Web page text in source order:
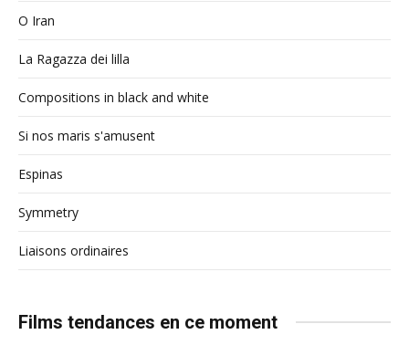
O Iran
La Ragazza dei lilla
Compositions in black and white
Si nos maris s'amusent
Espinas
Symmetry
Liaisons ordinaires
Films tendances en ce moment